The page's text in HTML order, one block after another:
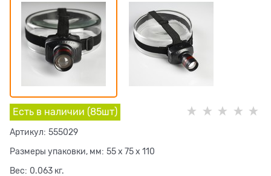
Есть в наличии (85шт)
Артикул: 555029
Размеры упаковки, мм: 55 x 75 x 110
Вес: 0.063 кг.